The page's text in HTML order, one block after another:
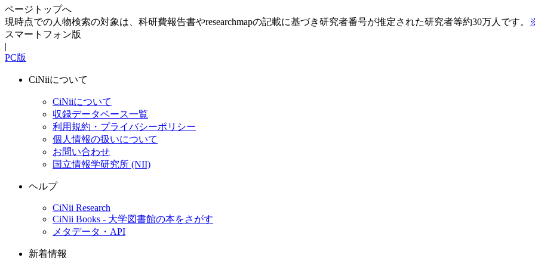
ページトップへ
現時点での人物検索の対象は、科研費報告書やresearchmapの記載に基づき研究者番号が推定された研究者等約30万人です。
スマートフォン版
|
PC版
CiNiiについて
CiNiiについて
収録データベース一覧
利用規約・プライバシーポリシー
個人情報の扱いについて
お問い合わせ
国立情報学研究所 (NII)
ヘルプ
CiNii Research
CiNii Books - 大学図書館の本をさがす
メタデータ・API
新着情報